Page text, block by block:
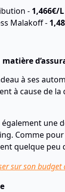
- 1,466€/L
Malakoff -
à ses
à cause de
une
Comme
quelque peu
sur son budget